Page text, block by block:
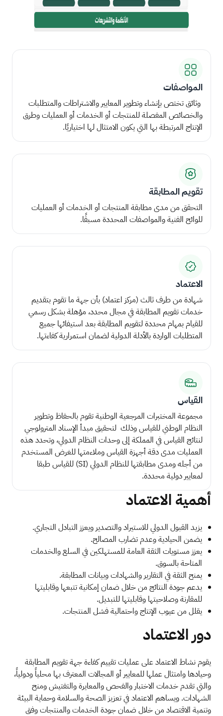
المواصفات
وثائق تختص بإنشاء وتطوير المعايير والاشتراطات والمتطلبات
والخصائص المفصلة للمنتجات أو الخدمات أو العمليات وطرق
الإنتاج المرتبطة بها التي يكون الامتثال لها اختياريًا.
تقويم المطابقة
التحقق من مدى مطابقة المنتجات أو الخدمات أو العمليات
للوائح الفنية والمواصفات المحددة مسبقًا.
الاعتماد
شهادة من طرف ثالث (مركز اعتماد) بأن جهة ما تقوم بتقديم
خدمات تقويم المطابقة في مجال محدد، مؤهلة بشكل رسمي
للقيام بمهام محددة لتقويم المطابقة بعد استيفائها جميع
المتطلبات الواردة بالأدلة الدولية لضمان استمرارية كفاءتها.
القياس
مجموعة المختبرات المرجعية الوطنية تقوم بالحفاظ وتطوير
النظام الوطني للقياس وذلك لتحقيق مبدأ الإسناد المترولوجي
لنتائج القياس في المملكة إلى وحدات النظام الدولي، وتحدد هذه
العمليات مدى دقة أجهزة القياس وملاءمتها للغرض المستخدم
من أجله ومدى مطابقتها للنظام الدولي (SI) للقياس طبقا
لمعايير دولية محددة.
أهمية الاعتماد
يزيد القبول الدولي للاستيراد والتصدير ويعزز التبادل التجاري.
يضمن الحيادية وعدم تضارب المصالح.
يعزز مستويات الثقة العامة للمستهلكين في السلع والخدمات
المتاحة بالسوق.
يمنح الثقة في التقارير والشهادات وبيانات المطابقة.
يدعم جودة النتائج من خلال ضمان إمكانية تتبعها وقابليتها
للمقارنة وصلاحيتها وقابليتها للتبديل.
يقلل من عيوب الإنتاج واحتمالية فشل المنتجات.
دور الاعتماد
يقوم نشاط الاعتماد على عمليات تقييم كفاءة جهة تقويم المطابقة
وحيادها وامتثال عملها للمعايير أو المجالات المعترف بها محلياً ودولياً،
والتي تقدم خدمات الاختبار والفحص والمعايرة والتفتيش ومنح
الشهادات. ويساهم الاعتماد في تعزيز الصحة والسلامة وحماية البيئة
وتنمية الاقتصاد من خلال ضمان جودة الخدمات والمنتجات وفق